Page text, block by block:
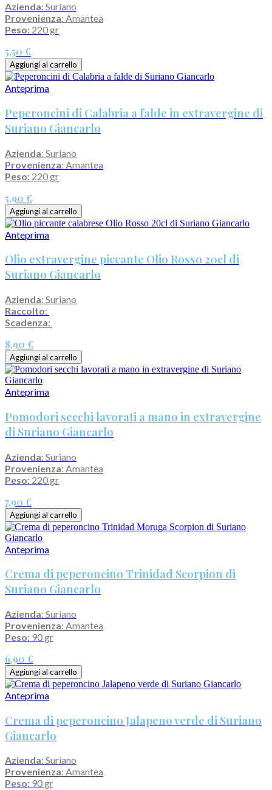
Azienda: Suriano
Provenienza: Amantea
Peso: 220 gr
5,50 €
Aggiungi al carrello
Anteprima
Peperoncini di Calabria a falde in extravergine di
Suriano Giancarlo
Azienda: Suriano
Provenienza: Amantea
Peso: 220 gr
5,90 €
Aggiungi al carrello
Anteprima
Olio extravergine piccante Olio Rosso 20cl di
Suriano Giancarlo
Azienda: Suriano
Raccolto:
Scadenza:
8,90 €
Aggiungi al carrello
Anteprima
Pomodori secchi lavorati a mano in extravergine
di Suriano Giancarlo
Azienda: Suriano
Provenienza: Amantea
Peso: 220 gr
7,90 €
Aggiungi al carrello
Anteprima
Crema di peperoncino Trinidad Scorpion di
Suriano Giancarlo
Azienda: Suriano
Provenienza: Amantea
Peso: 90 gr
6,90 €
Aggiungi al carrello
Anteprima
Crema di peperoncino Jalapeno verde di Suriano
Giancarlo
Azienda: Suriano
Provenienza: Amantea
Peso: 90 gr